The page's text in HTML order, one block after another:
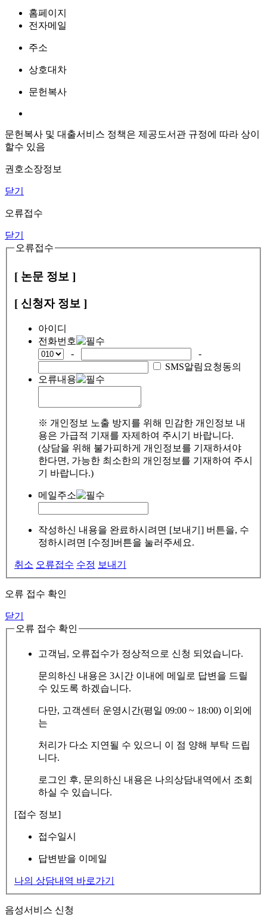
홈페이지
전자메일
주소
상호대차
문헌복사
문헌복사 및 대출서비스 정책은 제공도서관 규정에 따라 상이
할수 있음
권호소장정보
닫기
오류접수
닫기
오류접수
[ 논문 정보 ]
[ 신청자 정보 ]
아이디
전화번호
-
-
SMS알림요청동의
오류내용
※ 개인정보 노출 방지를 위해 민감한 개인정보 내
용은 가급적 기재를 자제하여 주시기 바랍니다.
(상담을 위해 불가피하게 개인정보를 기재하셔야
한다면, 가능한 최소한의 개인정보를 기재하여 주시
기 바랍니다.)
메일주소
작성하신 내용을 완료하시려면 [보내기] 버튼을, 수
정하시려면 [수정]버튼을 눌러주세요.
취소 오류접수 수정 보내기
오류 접수 확인
닫기
오류 접수 확인
고객님, 오류접수가 정상적으로 신청 되었습니다.
문의하신 내용은 3시간 이내에 메일로 답변을 드릴
수 있도록 하겠습니다.
다만, 고객센터 운영시간(평일 09:00 ~ 18:00) 이외에
는
처리가 다소 지연될 수 있으니 이 점 양해 부탁 드립
니다.
로그인 후, 문의하신 내용은 나의상담내역에서 조회
하실 수 있습니다.
[접수 정보]
접수일시
답변받을 이메일
나의 상담내역 바로가기
음성서비스 신청